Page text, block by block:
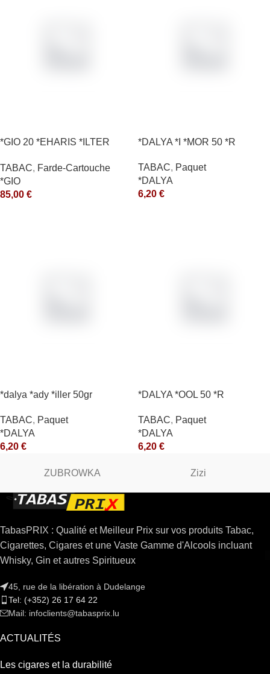
*GIO 20 *EHARIS *ILTER
TABAC, Farde-Cartouche
*GIO
85,00 €
*DALYA *I *MOR 50 *R
TABAC, Paquet
*DALYA
6,20 €
*dalya *ady *iller 50gr
TABAC, Paquet
*DALYA
6,20 €
*DALYA *OOL 50 *R
TABAC, Paquet
*DALYA
6,20 €
ZUBROWKA Zizi
TabasPRIX : Qualité et Meilleur Prix sur vos produits Tabac,
Cigarettes, Cigares et une Vaste Gamme d'Alcools incluant
Whisky, Gin et autres Spiritueux
45, rue de la libération à Dudelange
Tel: (+352) 26 17 64 22
Mail: infoclients@tabasprix.lu
ACTUALITÉS
Les cigares et la durabilité